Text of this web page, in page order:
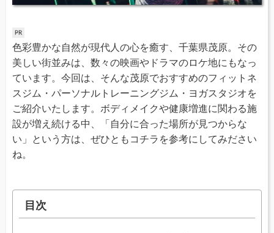
色彩豊かな自然が現代人の心を癒す、千葉県茂原。その
美しい街並みは、数々の映画やドラマのロケ地にもなっ
ています。今回は、そんな茂原でおすすめのフィットネ
スジム・パーソナルトレーニングジム・ヨガスタジオを
ご紹介いたします。ボディメイクや健康増進に関わる施
設が増え続ける中、「自分に合った場所が見つからな
い」という方は、ぜひともコチラを参考にしてみださい
ね。
目次